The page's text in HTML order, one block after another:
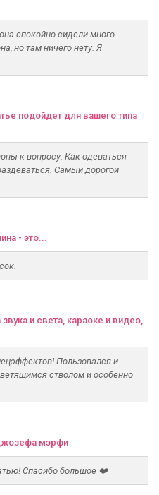
спокойно сидели много
но там ничего нету. Я
подойдет для вашего типа
к вопросу. Как одеваться
Самый дорогой
- это...
и света, караоке и видео,
Пользовался и
стволом и особенно
мэрфи
Спасибо большое ❤️